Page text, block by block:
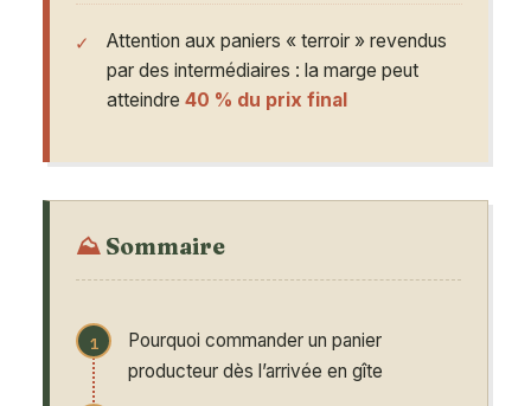
Attention aux paniers « terroir » revendus
par des intermédiaires : la marge peut
atteindre 40 % du prix final
Sommaire
Pourquoi commander un panier
producteur dès l’arrivée en gîte